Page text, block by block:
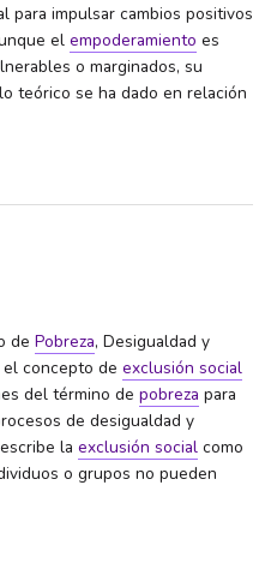
para impulsar cambios positivos
el empoderamiento es
o marginados, su
teórico se ha dado en relación
de Pobreza, Desigualdad y
el concepto de exclusión social
del término de pobreza para
de desigualdad y
la exclusión social como
o grupos no pueden